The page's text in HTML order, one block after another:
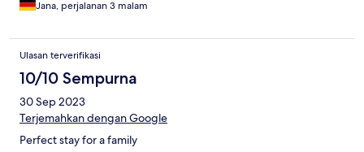
Jana, perjalanan 3 malam
Ulasan terverifikasi
10/10 Sempurna
30 Sep 2023
Terjemahkan dengan Google
Perfect stay for a family